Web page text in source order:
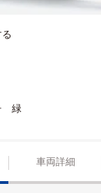
緑
車両詳細